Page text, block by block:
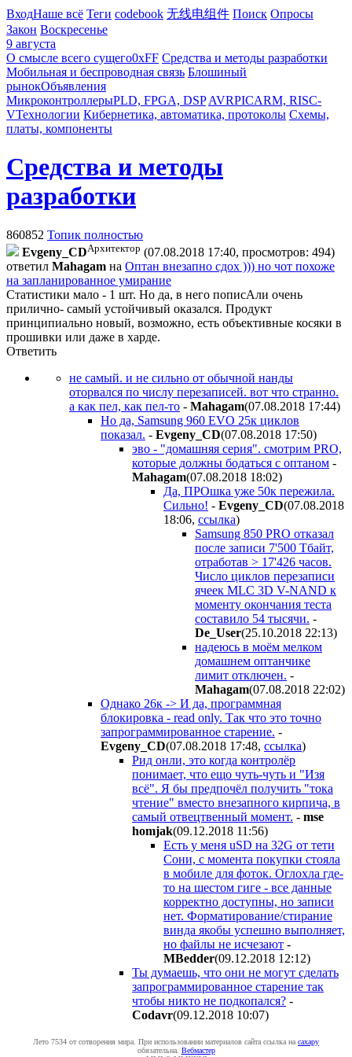
ВходНаше всё Теги codebook 无线电组件 Поиск Опросы
Закон Воскресенье
9 августа
О смысле всего сущего0xFF Средства и методы разработки
Мобильная и беспроводная связь Блошиный
рынокОбъявления
МикроконтроллерыPLD, FPGA, DSP AVRPICARM, RISC-
VТехнологии Кибернетика, автоматика, протоколы Схемы,
платы, компоненты
Средства и методы
разработки
860852 Топик полностью
Evgeny_CDАрхитектор (07.08.2018 17:40, просмотров: 494)
ответил Mahagam на Оптан внезапно сдох ))) но чот похоже
на запланированное умирание
Статистики мало - 1 шт. Но да, в него пописАли очень
прилично- самый устойчивый оказался. Продукт
принципиально новый, возможно, есть объективные косяки в
прошивки или даже в харде.
Ответить
не самый. и не сильно от обычной нанды
оторвался по числу перезаписей. вот что странно.
а как пел, как пел-то - Mahagam(07.08.2018 17:44)
Но да, Samsung 960 EVO 25к циклов
показал. - Evgeny_CD(07.08.2018 17:50)
эво - "домашняя серия". смотрим PRO,
которые должны бодаться с оптаном -
Mahagam(07.08.2018 18:02)
Да, ПРОшка уже 50к пережила.
Сильно! - Evgeny_CD(07.08.2018
18:06, ссылка)
Samsung 850 PRO отказал
после записи 7'500 Тбайт,
отработав > 17'426 часов.
Число циклов перезаписи
ячеек MLC 3D V-NAND к
моменту окончания теста
составило 54 тысячи. -
De_User(25.10.2018 22:13)
надеюсь в моём мелком
домашнем оптанчике
лимит отключен. -
Mahagam(07.08.2018 22:02)
Однако 26к -> И да, программная
блокировка - read only. Так что это точно
запрограммированное старение. -
Evgeny_CD(07.08.2018 17:48, ссылка)
Рид онли, это когда контролёр
понимает, что ещо чуть-чуть и "Изя
всё". Я бы предпочёл получить "тока
чтение" вместо внезапного кирпича, в
самый отвецтвенный момент. - mse
homjak(09.12.2018 11:56)
Есть у меня uSD на 32G от тети
Сони, с момента покупки стояла
в мобиле для фоток. Оглохла где-
то на шестом гиге - все данные
корректно доступны, но записи
нет. Форматирование/стирание
винда якобы успешно выполняет,
но файлы не исчезают -
MBedder(09.12.2018 12:12)
Ты думаешь, что они не могут сделать
запрограммированное старение так
чтобы никто не подкопался? -
Codavr(09.12.2018 10:07)
Лето 7534 от сотворения мира. При использовании материалов сайта ссылка на caxapу
обязательна. Вебмастер